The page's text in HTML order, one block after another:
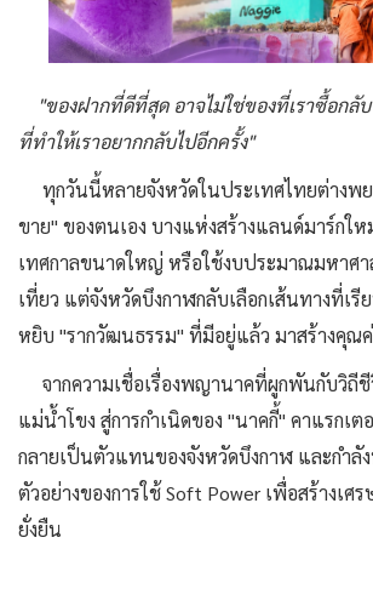
"ของฝากที่ดีที่สุด อาจไม่ใช่ของที่เราซื้อกลับ
ที่ทำให้เราอยากกลับไปอีกครั้ง"
ทุกวันนี้หลายจังหวัดในประเทศไทยต่างพ
ขาย" ของตนเอง บางแห่งสร้างแลนด์มาร์กใ
เทศกาลขนาดใหญ่ หรือใช้งบประมาณมหาศ
เที่ยว แต่จังหวัดบึงกาฬกลับเลือกเส้นทางที่เรี
หยิบ "รากวัฒนธรรม" ที่มีอยู่แล้ว มาสร้างคุณ
จากความเชื่อเรื่องพญานาคที่ผูกพันกับวิถี
แม่น้ำโขง สู่การกำเนิดของ "นาคกี้" คาแรกเ
กลายเป็นตัวแทนของจังหวัดบึงกาฬ และกำ
ตัวอย่างของการใช้ Soft Power เพื่อสร้างเศร
ยั่งยืน